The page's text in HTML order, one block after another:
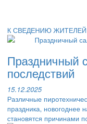
К СВЕДЕНИЮ ЖИТЕЛЕЙ
Праздничный
последствий
15.12.2025
Различные
праздника, новогоднее
становятся причинами